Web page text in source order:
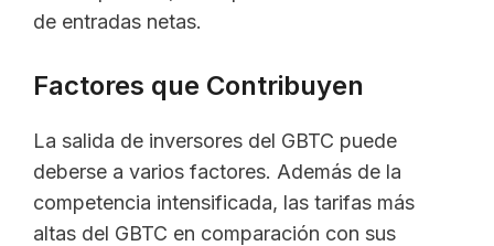
de entradas netas.
Factores que Contribuyen
La salida de inversores del GBTC puede
deberse a varios factores. Además de la
competencia intensificada, las tarifas más
altas del GBTC en comparación con sus